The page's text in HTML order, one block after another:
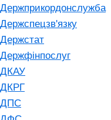
Держприкордонслужба
Держспецзв'язку
Держстат
Держфінпослуг
ДКАУ
ДКРГ
ДПС